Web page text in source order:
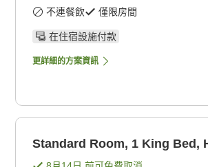
不連餐飲 僅限房間
在住宿設施付款
更詳細的方案資訊
Standard Room, 1 King Bed,